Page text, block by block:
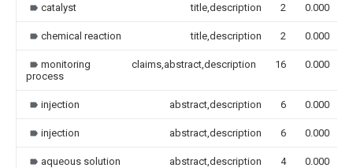
catalyst title,description 2 0.000
chemical reaction title,description 2 0.000
monitoring
process
claims,abstract,description 16 0.000
injection abstract,description 6 0.000
injection abstract,description 6 0.000
aqueous solution abstract,description 4 0.000